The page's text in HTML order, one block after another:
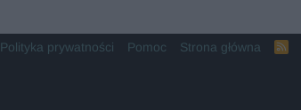
Polityka prywatności Pomoc Strona główna
R